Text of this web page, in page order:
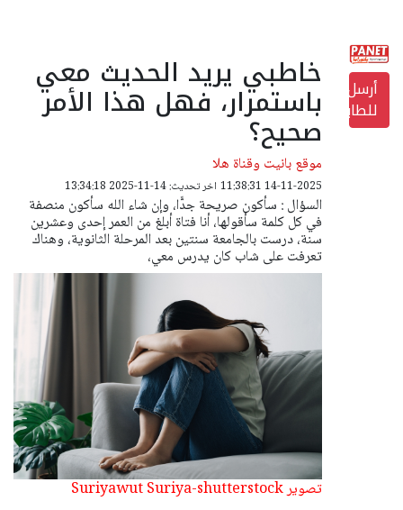
أرسل
للطابعة
خاطبي يريد الحديث معي
باستمرار، فهل هذا الأمر
صحيح؟
موقع بانيت وقناة هلا
14-11-2025 11:38:31 اخر تحديث: 14-11-2025 13:34:18
السؤال : سأكون صريحة جدًّا، وإن شاء الله سأكون منصفة
في كل كلمة سأقولها، أنا فتاة أبلغ من العمر إحدى وعشرين
سنة، درست بالجامعة سنتين بعد المرحلة الثانوية، وهناك
تعرفت على شاب كان يدرس معي،
تصوير Suriyawut Suriya-shutterstock